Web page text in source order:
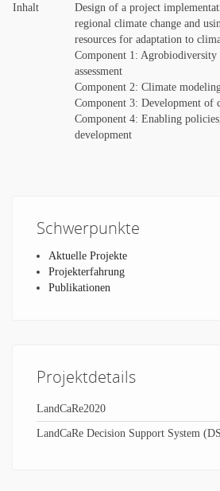
Inhalt
Design of a project
regional climate change and
resources for adaptation to
Component 1: Agrobiodiversity
assessment
Component 2: Climate modeling
Component 3: Development of
Component 4: Enabling
development
Schwerpunkte
Aktuelle Projekte
Projekterfahrung
Publikationen
Projektdetails
LandCaRe2020
LandCaRe Decision Support System